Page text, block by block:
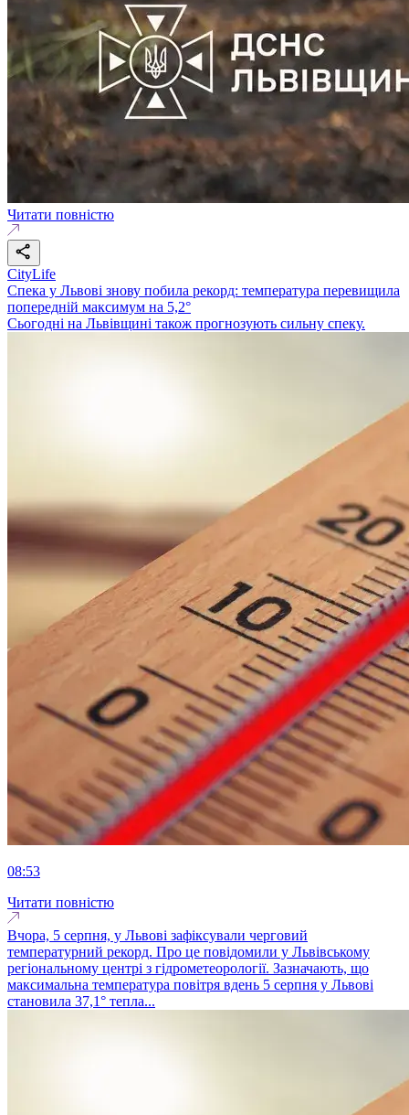
Читати повністю
CityLife
Спека у Львові знову побила рекорд: температура перевищила
попередній максимум на 5,2°
Сьогодні на Львівщині також прогнозують сильну спеку.
08:53
Читати повністю
Вчора, 5 серпня, у Львові зафіксували черговий
температурний рекорд. Про це повідомили у Львівському
регіональному центрі з гідрометеорології. Зазначають, що
максимальна температура повітря вдень 5 серпня у Львові
становила 37,1° тепла...